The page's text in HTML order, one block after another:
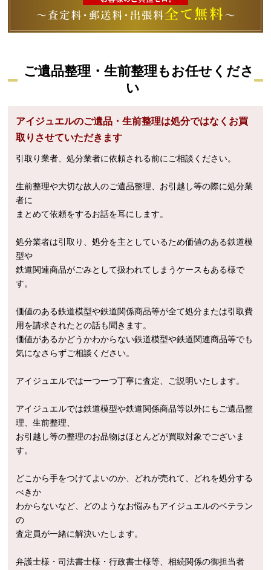
ご遺品整理・生前整理もお任せくださ
い
アイジュエルのご遺品・生前整理は処分ではなくお買
取りさせていただきます
引取り業者、処分業者に依頼される前にご相談ください。
生前整理や大切な故人のご遺品整理、お引越し等の際に処分業
者に
まとめて依頼をするお話を耳にします。
処分業者は引取り、処分を主としているため価値のある鉄道模
型や
鉄道関連商品がごみとして扱われてしまうケースもある様で
す。
価値のある鉄道模型や鉄道関係商品等が全て処分または引取費
用を請求されたとの話も聞きます。
価値があるかどうかわからない鉄道模型や鉄道関連商品等でも
気になさらずご相談ください。
アイジュエルでは一つ一つ丁寧に査定、ご説明いたします。
アイジュエルでは鉄道模型や鉄道関係商品等以外にもご遺品整
理、生前整理、
お引越し等の整理のお品物はほとんどが買取対象でございま
す。
どこから手をつけてよいのか、どれが売れて、どれを処分する
べきか
わからないなど、どのようなお悩みもアイジュエルのベテラン
の
査定員が一緒に解決いたします。
弁護士様・司法書士様・行政書士様等、相続関係の御担当者